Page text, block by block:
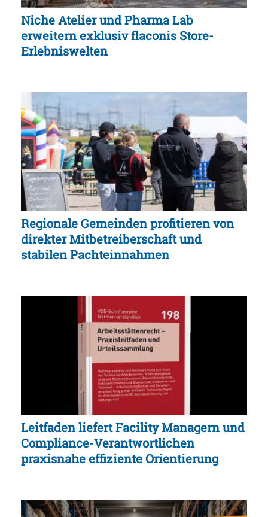
Niche Atelier und Pharma Lab
erweitern exklusiv flaconis Store-
Erlebniswelten
Regionale Gemeinden profitieren von
direkter Mitbetreiberschaft und
stabilen Pachteinnahmen
Leitfaden liefert Facility Managern und
Compliance-Verantwortlichen
praxisnahe effiziente Orientierung